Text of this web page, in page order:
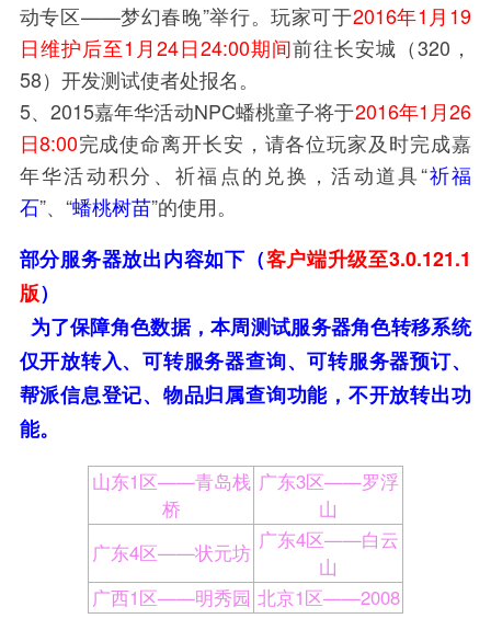
动专区——梦幻春晚”举行。玩家可于2016年1月19
日维护后至1月24日24:00期间前往长安城（320，
58）开发测试使者处报名。
5、2015嘉年华活动NPC蟠桃童子将于2016年1月26
日8:00完成使命离开长安，请各位玩家及时完成嘉
年华活动积分、祈福点的兑换，活动道具“祈福
石”、“蟠桃树苗”的使用。
部分服务器放出内容如下（客户端升级至3.0.121.1
版）
为了保障角色数据，本周测试服务器角色转移系统
仅开放转入、可转服务器查询、可转服务器预订、
帮派信息登记、物品归属查询功能，不开放转出功
能。
山东1区——青岛栈
桥
广东3区——罗浮
山
广东4区——状元坊 广东4区——白云
山
广西1区——明秀园 北京1区——2008